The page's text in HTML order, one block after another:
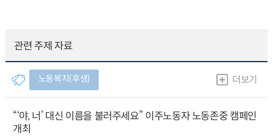
관련 주제 자료
노동복지(후생) 더보기
“‘야, 너’ 대신 이름을 불러주세요” 이주노동자 노동존중 캠페인
개최